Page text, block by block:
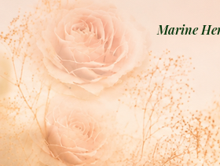
Marine